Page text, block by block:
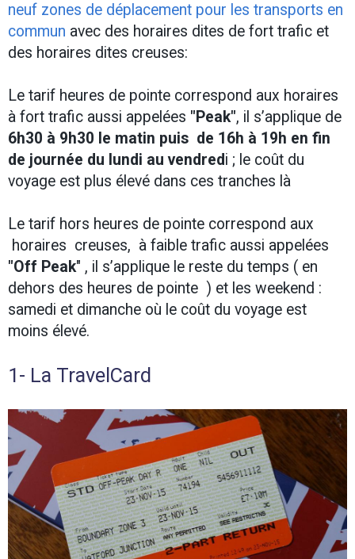
neuf zones de déplacement pour les transports en
commun avec des horaires dites de fort trafic et
des horaires dites creuses:
Le tarif heures de pointe correspond aux horaires
à fort trafic aussi appelées "Peak", il s’applique de
6h30 à 9h30 le matin puis de 16h à 19h en fin
de journée du lundi au vendredi ; le coût du
voyage est plus élevé dans ces tranches là
Le tarif hors heures de pointe correspond aux
horaires creuses, à faible trafic aussi appelées
"Off Peak" , il s’applique le reste du temps ( en
dehors des heures de pointe ) et les weekend :
samedi et dimanche où le coût du voyage est
moins élevé.
1- La TravelCard